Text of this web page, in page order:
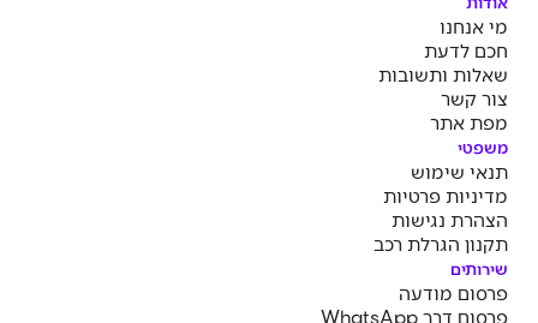
מי אנחנו
חכם לדעת
שאלות ותשובות
צור קשר
מפת אתר
משפטי
תנאי שימוש
מדיניות פרטיות
הצהרת נגישות
תקנון הגרלת רכב
שירותים
פרסום מודעה
פרסום דרך WhatsApp